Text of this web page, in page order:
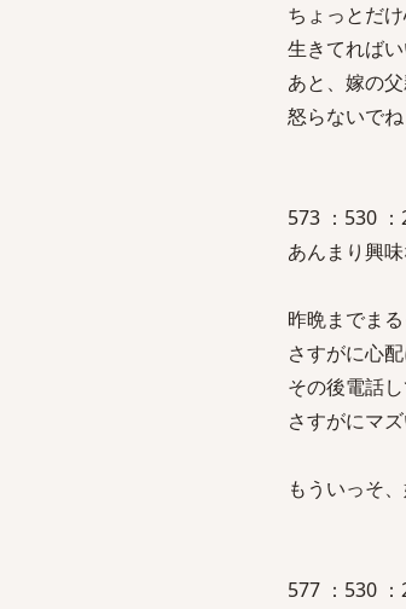
ちょっとだ
生きてれば
あと、嫁の
怒らないでね
573 ：530
あんまり興
昨晩までま
さすがに心
その後電話
さすがにマ
もういっそ
577 ：530